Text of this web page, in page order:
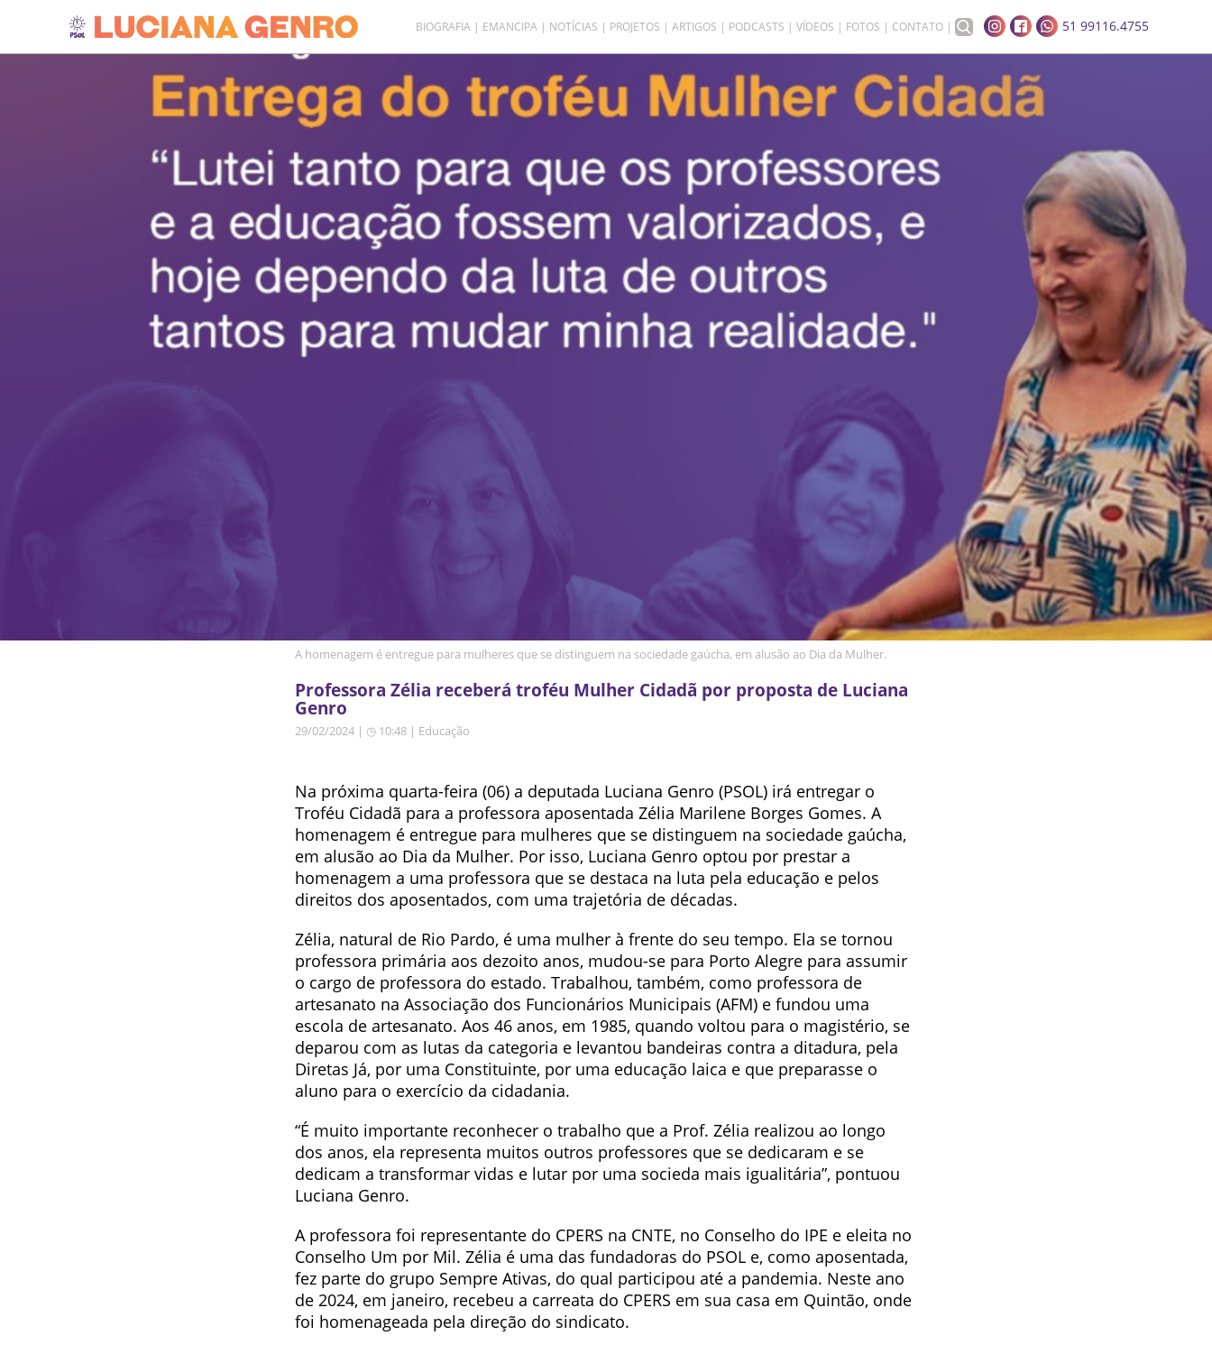
BIOGRAFIA EMANCIPA NOTÍCIAS PROJETOS ARTIGOS PODCASTS VÍDEOS FOTOS CONTATO 51 99116.4755
A homenagem é entregue para mulheres que se distinguem na sociedade gaúcha, em alusão ao Dia da Mulher.
Professora Zélia receberá troféu Mulher Cidadã por proposta de Luciana
Genro
29/02/2024 | ◷ 10:48 | Educação
Na próxima quarta-feira (06) a deputada Luciana Genro (PSOL) irá entregar o
Troféu Cidadã para a professora aposentada Zélia Marilene Borges Gomes. A
homenagem é entregue para mulheres que se distinguem na sociedade gaúcha,
em alusão ao Dia da Mulher. Por isso, Luciana Genro optou por prestar a
homenagem a uma professora que se destaca na luta pela educação e pelos
direitos dos aposentados, com uma trajetória de décadas.
Zélia, natural de Rio Pardo, é uma mulher à frente do seu tempo. Ela se tornou
professora primária aos dezoito anos, mudou-se para Porto Alegre para assumir
o cargo de professora do estado. Trabalhou, também, como professora de
artesanato na Associação dos Funcionários Municipais (AFM) e fundou uma
escola de artesanato. Aos 46 anos, em 1985, quando voltou para o magistério, se
deparou com as lutas da categoria e levantou bandeiras contra a ditadura, pela
Diretas Já, por uma Constituinte, por uma educação laica e que preparasse o
aluno para o exercício da cidadania.
“É muito importante reconhecer o trabalho que a Prof. Zélia realizou ao longo
dos anos, ela representa muitos outros professores que se dedicaram e se
dedicam a transformar vidas e lutar por uma socieda mais igualitária”, pontuou
Luciana Genro.
A professora foi representante do CPERS na CNTE, no Conselho do IPE e eleita no
Conselho Um por Mil. Zélia é uma das fundadoras do PSOL e, como aposentada,
fez parte do grupo Sempre Ativas, do qual participou até a pandemia. Neste ano
de 2024, em janeiro, recebeu a carreata do CPERS em sua casa em Quintão, onde
foi homenageada pela direção do sindicato.